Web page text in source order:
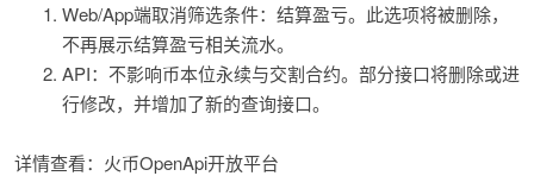
Web/App端取消筛选条件：结算盈亏。此选项将被删除，
不再展示结算盈亏相关流水。
API：不影响币本位永续与交割合约。部分接口将删除或进
行修改，并增加了新的查询接口。
详情查看：火币OpenApi开放平台